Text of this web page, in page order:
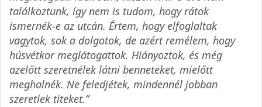
találkoztunk, így nem is tudom, hogy rátok
ismernék-e az utcán. Értem, hogy elfoglaltak
vagytok, sok a dolgotok, de azért remélem, hogy
húsvétkor meglátogattok. Hiányoztok, és még
azelőtt szeretnélek látni benneteket, mielőtt
meghalnék. Ne feledjétek, mindennél jobban
szeretlek titeket.”